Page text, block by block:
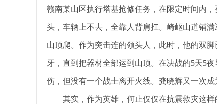
赣南某山区执行塔基抢修任务，在限定时间内
头，车辆上不去，全靠人背肩扛。崎岖山道铺
山顶爬。作为突击连的领头人，此时，他的双
牙，直到把器材全部运到山顶。在决战的5天5
伤，但没有一个战士离开火线。龚晓辉又一次成
其实，作为英雄，何止仅仅在抗震救灾这